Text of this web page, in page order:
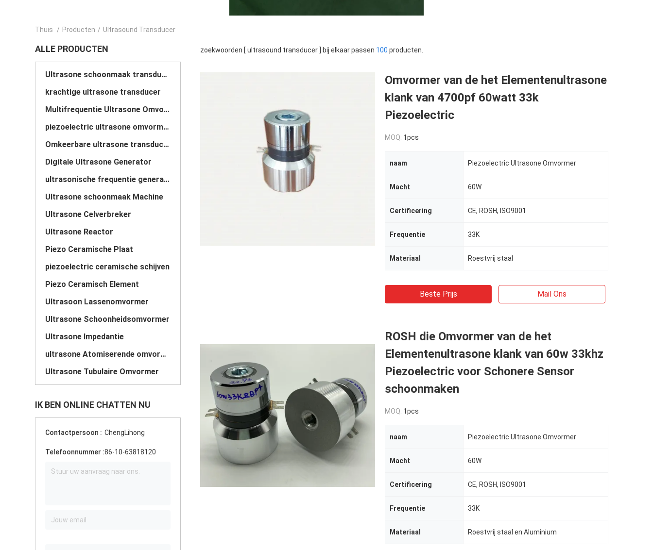
Thuis / Producten / Ultrasound Transducer
ALLE PRODUCTEN
Ultrasone schoonmaak transducer
krachtige ultrasone transducer
Multifrequentie Ultrasone Omvormer
piezoelectric ultrasone omvormer
Omkeerbare ultrasone transducer
Digitale Ultrasone Generator
ultrasonische frequentie generator
Ultrasone schoonmaak Machine
Ultrasone Celverbreker
Ultrasone Reactor
Piezo Ceramische Plaat
piezoelectric ceramische schijven
Piezo Ceramisch Element
Ultrasoon Lassenomvormer
Ultrasone Schoonheidsomvormer
Ultrasone Impedantie
ultrasone Atomiserende omvormer
Ultrasone Tubulaire Omvormer
IK BEN ONLINE CHATTEN NU
Contactpersoon : ChengLihong
Telefoonnummer :86-10-63818120
zoekwoorden [ ultrasound transducer ] bij elkaar passen 100 producten.
Omvormer van de het Elementenultrasone
klank van 4700pf 60watt 33k
Piezoelectric
MOQ: 1pcs
naam Piezoelectric Ultrasone Omvormer
Macht 60W
Certificering CE, ROSH, ISO9001
Frequentie 33K
Materiaal Roestvrij staal
Beste Prijs Mail Ons
ROSH die Omvormer van de het
Elementenultrasone klank van 60w 33khz
Piezoelectric voor Schonere Sensor
schoonmaken
MOQ: 1pcs
naam Piezoelectric Ultrasone Omvormer
Macht 60W
Certificering CE, ROSH, ISO9001
Frequentie 33K
Materiaal Roestvrij staal en Aluminium